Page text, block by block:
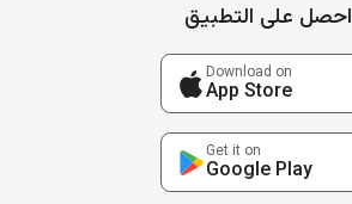
احصل على التطبيق
Download on
App Store
Get it on
Google Play